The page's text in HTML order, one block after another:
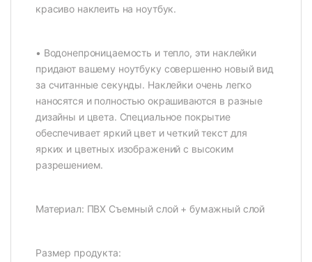
красиво наклеить на ноутбук.
• Водонепроницаемость и тепло, эти наклейки
придают вашему ноутбуку совершенно новый вид
за считанные секунды. Наклейки очень легко
наносятся и полностью окрашиваются в разные
дизайны и цвета. Специальное покрытие
обеспечивает яркий цвет и четкий текст для
ярких и цветных изображений с высоким
разрешением.
Материал: ПВХ Съемный слой + бумажный слой
Размер продукта: